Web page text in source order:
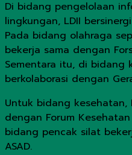
Di bidang pengelolaan
lingkungan, LDII
Pada bidang olahraga
bekerja sama dengan
Sementara itu, di bidang
berkolaborasi dengan
Untuk bidang kesehatan,
dengan Forum
bidang pencak silat
ASAD.